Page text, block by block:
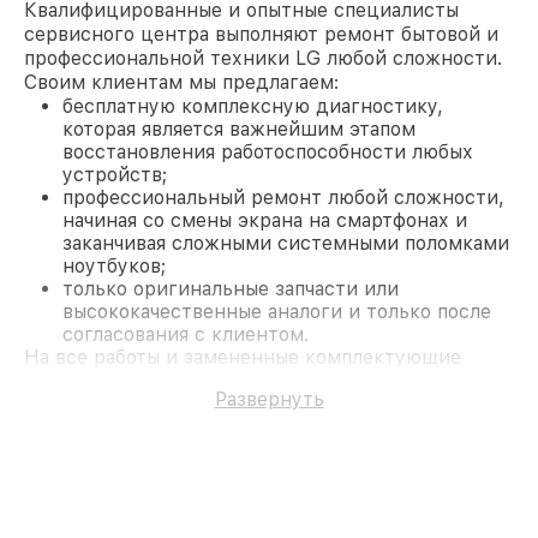
Квалифицированные и опытные специалисты
сервисного центра выполняют ремонт бытовой и
профессиональной техники LG любой сложности.
Своим клиентам мы предлагаем:
бесплатную комплексную диагностику,
которая является важнейшим этапом
восстановления работоспособности любых
устройств;
профессиональный ремонт любой сложности,
начиная со смены экрана на смартфонах и
заканчивая сложными системными поломками
ноутбуков;
только оригинальные запчасти или
высококачественные аналоги и только после
согласования с клиентом.
На все работы и замененные комплектующие
поломки по условиям гарантии, мы бесплатно
Развернуть